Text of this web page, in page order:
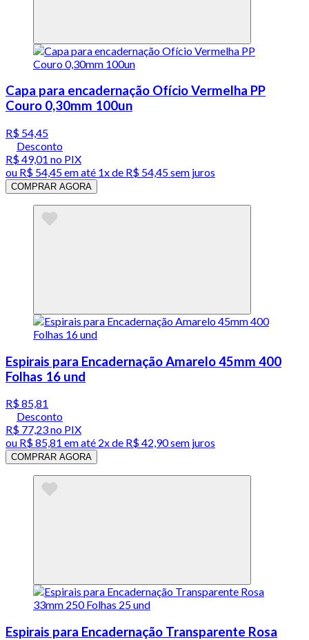
Capa para encadernação Ofício Vermelha PP
Couro 0,30mm 100un
R$ 54,45
Desconto
R$ 49,01 no PIX
ou R$ 54,45em até 1x de R$ 54,45sem juros
COMPRAR AGORA
Espirais para Encadernação Amarelo 45mm 400
Folhas 16 und
R$ 85,81
Desconto
R$ 77,23no PIX
ou R$ 85,81 em até 2x de R$ 42,90 sem juros
COMPRAR AGORA
Espirais para Encadernação Transparente Rosa